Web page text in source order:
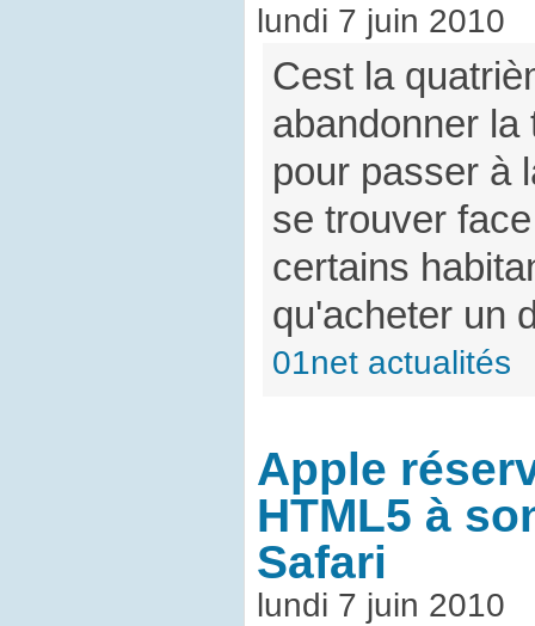
lundi 7 juin 2010
Cest la
abandonner la
pour passer à
se trouver
certains
qu'acheter un
01net actualités
Apple
HTML5 à
Safari
lundi 7 juin 2010